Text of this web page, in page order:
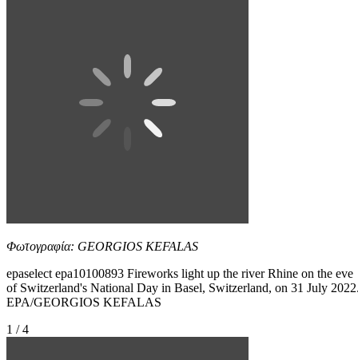
Φωτογραφία: GEORGIOS KEFALAS
epaselect epa10100893 Fireworks light up the river Rhine on the eve
of Switzerland's National Day in Basel, Switzerland, on 31 July
EPA/GEORGIOS KEFALAS
1 / 4